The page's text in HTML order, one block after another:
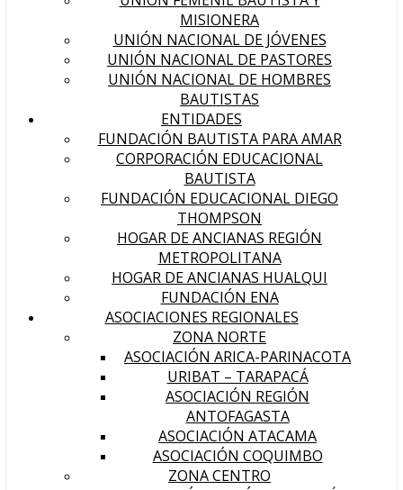
MISIONERA
UNIÓN NACIONAL DE JÓVENES
UNIÓN NACIONAL DE PASTORES
UNIÓN NACIONAL DE HOMBRES
BAUTISTAS
ENTIDADES
FUNDACIÓN BAUTISTA PARA AMAR
CORPORACIÓN EDUCACIONAL
BAUTISTA
FUNDACIÓN EDUCACIONAL DIEGO
THOMPSON
HOGAR DE ANCIANAS REGIÓN
METROPOLITANA
HOGAR DE ANCIANAS HUALQUI
FUNDACIÓN ENA
ASOCIACIONES REGIONALES
ZONA NORTE
ASOCIACIÓN ARICA-PARINACOTA
URIBAT – TARAPACÁ
ASOCIACIÓN REGIÓN
ANTOFAGASTA
ASOCIACIÓN ATACAMA
ASOCIACIÓN COQUIMBO
ZONA CENTRO